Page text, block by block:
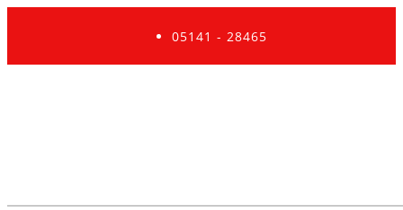
05141 - 28465